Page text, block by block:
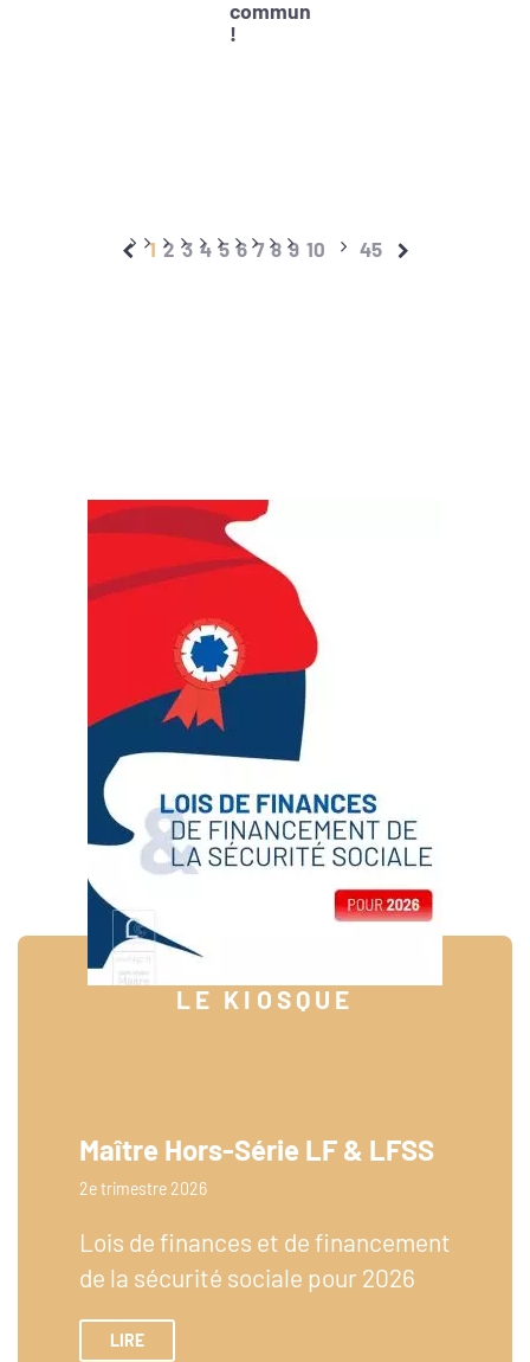
commun
!
1 2 3 4 5 6 7 8 9 10 45
LE KIOSQUE
Maître Hors-Série LF & LFSS
2e trimestre 2026
Lois de finances et de financement
de la sécurité sociale pour 2026
LIRE